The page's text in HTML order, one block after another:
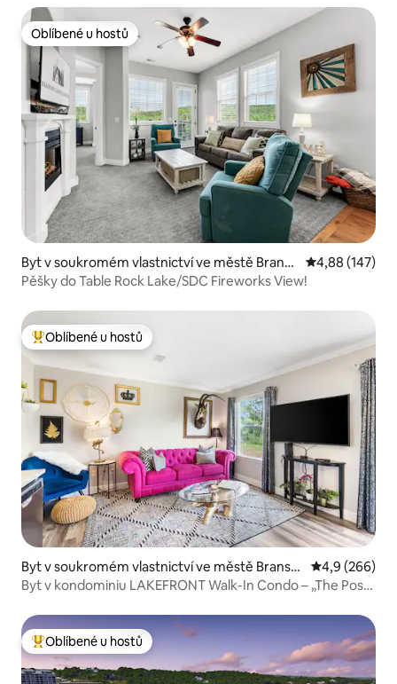
Oblíbené u hostů
Oblíbené u hostů
Byt v soukromém vlastnictví ve městě Branso
n
Průměrné
4,88 (147)
Pěšky do Table Rock Lake/SDC Fireworks View!
Nejlepší v kategorii Oblíbené u hostů
Oblíbené u hostů
Byt v soukromém vlastnictví ve městě Branso
n
Průměrné
4,9 (266)
Byt v kondominiu LAKEFRONT Walk-In Condo – „The Posh
Nejlepší v kategorii Oblíbené u hostů
Oblíbené u hostů